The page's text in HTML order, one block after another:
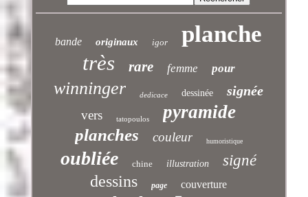
bande originaux igor planche
très rare femme pour
winninger dedicace dessinée signée
vers tatopoulos pyramide
planches couleur humoristique
oubliée chine illustration signé
dessins page couverture